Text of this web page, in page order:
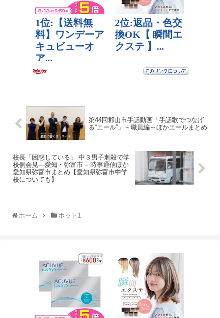
第44回郡山市手話動画「手話歌でつなげ
る“エール”」～職員編～ほかエールまとめ
校長「困惑している」 中３男子刺殺で学
校側会見―愛知・弥富市 – 時事通信ほか
愛知県弥富市まとめ【愛知県弥富市中学
校についても】
ホーム ホット1